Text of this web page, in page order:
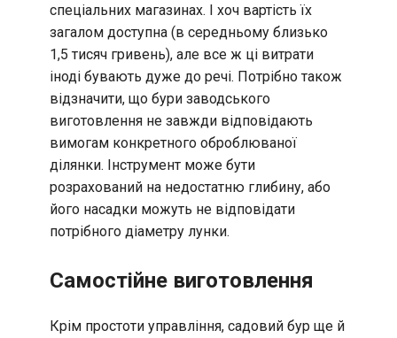
спеціальних магазинах. І хоч вартість їх
загалом доступна (в середньому близько
1,5 тисяч гривень), але все ж ці витрати
іноді бувають дуже до речі. Потрібно також
відзначити, що бури заводського
виготовлення не завжди відповідають
вимогам конкретного оброблюваної
ділянки. Інструмент може бути
розрахований на недостатню глибину, або
його насадки можуть не відповідати
потрібного діаметру лунки.
Самостійне виготовлення
Крім простоти управління, садовий бур ще й